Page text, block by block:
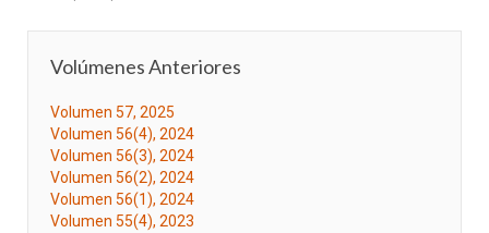
Volúmenes Anteriores
Volumen 57, 2025
Volumen 56(4), 2024
Volumen 56(3), 2024
Volumen 56(2), 2024
Volumen 56(1), 2024
Volumen 55(4), 2023